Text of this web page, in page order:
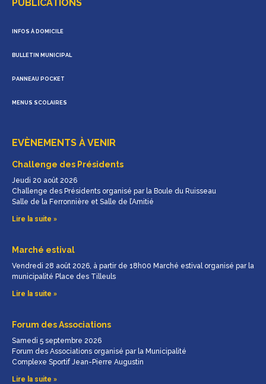
PUBLICATIONS
INFOS À DOMICILE
BULLETIN MUNICIPAL
PANNEAU POCKET
MENUS SCOLAIRES
EVÈNEMENTS À VENIR
Challenge des Présidents
Jeudi 20 août 2026
Challenge des Présidents organisé par la Boule du Ruisseau
Salle de la Ferronnière et Salle de l’Amitié
Lire la suite »
Marché estival
Vendredi 28 août 2026, à partir de 18h00 Marché estival organisé par la
municipalité Place des Tilleuls
Lire la suite »
Forum des Associations
Samedi 5 septembre 2026
Forum des Associations organisé par la Municipalité
Complexe Sportif Jean-Pierre Augustin
Lire la suite »